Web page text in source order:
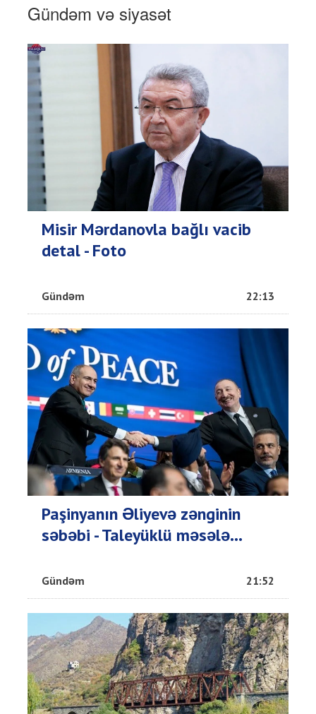
Gündəm və siyasət
Misir Mərdanovla bağlı vacib
detal - Foto
Gündəm 22:13
Paşinyanın Əliyevə zənginin
səbəbi - Taleyüklü məsələ...
Gündəm 21:52